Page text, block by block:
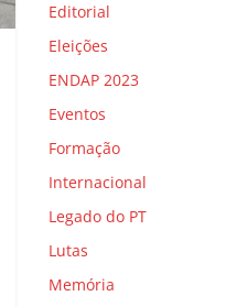
Editorial
Eleições
ENDAP 2023
Eventos
Formação
Internacional
Legado do PT
Lutas
Memória